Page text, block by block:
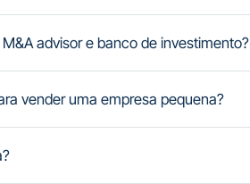
advisor e banco de investimento?
vender uma empresa pequena?